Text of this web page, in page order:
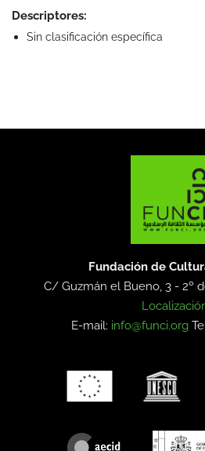
Descriptores:
Sin clasificación específica
Fundación de
C/ Guzmán el Bueno, 3 - 2º
E-mail: info@funci.org